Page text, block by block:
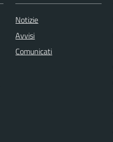
Notizie
Avvisi
Comunicati